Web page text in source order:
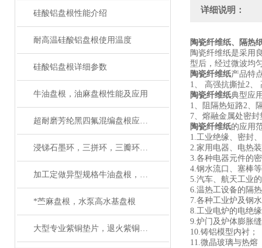
硅酸铝盘根性能介绍
耐高温硅酸铝盘根使用温度
硅酸铝盘根详细参数
牛油盘根，油麻盘根性能及应用
超耐磨芳纶黑四氟混编盘根应用及技术参数
浸锑石墨环，三拼环，三瓣环应用性能
加工定做异型规格牛油盘根，亚麻盘根生产厂家
*苎麻盘根，水泵高水基盘根
大型专业紫铜垫片，退火紫铜垫圈，铝垫生产厂家
详细说明：
陶瓷纤维纸、隔热
陶瓷纤维纸是采用
型后，经过微波均
陶瓷纤维纸产品特
1、 高强抗撕扯2、
陶瓷纤维纸典型应
1、阻隔热短路2、
7、熔融金属处密封
陶瓷纤维纸的应用
1.工业绝缘、密
2.家用电器、电热
3.各种电器元件
4.钢水流口、塞棒
5.汽车、航天工业
6.温热工设备的隔热
7.各种工业炉及钢
8.工业电炉的电绝
9.炉门及炉体膨胀
10.铸铝模型内衬；
11.微晶玻璃与热熔